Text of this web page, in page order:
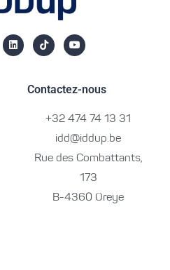
Contactez-nous
+32 474 74 13 31
idd@iddup.be
Rue des Combattants,
173
B-4360 Oreye